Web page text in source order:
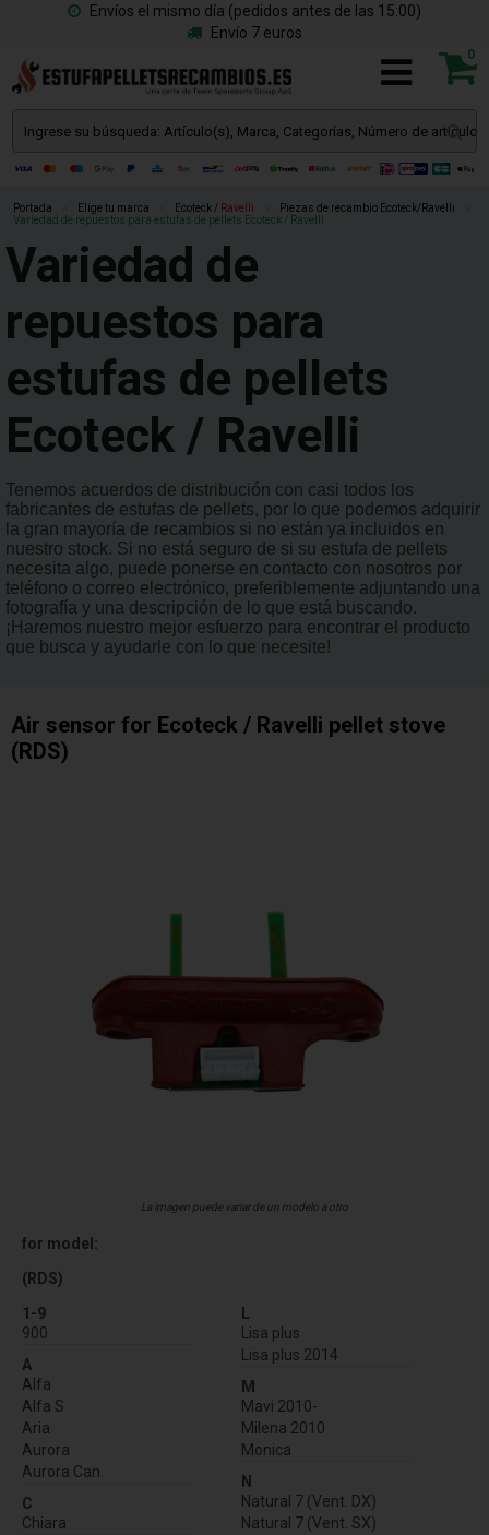
Envíos el mismo día (pedidos antes de las 15:00)
Envío 7 euros
0
Portada Elige tu marca Ecoteck / Ravelli Piezas de recambio Ecoteck/Ravelli
Variedad de repuestos para estufas de pellets Ecoteck / Ravelli
Variedad de
repuestos para
estufas de pellets
Ecoteck / Ravelli
Tenemos acuerdos de distribución con casi todos los
fabricantes de estufas de pellets, por lo que podemos adquirir
la gran mayoría de recambios si no están ya incluidos en
nuestro stock. Si no está seguro de si su estufa de pellets
necesita algo, puede ponerse en contacto con nosotros por
teléfono o correo electrónico, preferiblemente adjuntando una
fotografía y una descripción de lo que está buscando.
¡Haremos nuestro mejor esfuerzo para encontrar el producto
que busca y ayudarle con lo que necesite!
Air sensor for Ecoteck / Ravelli pellet stove
(RDS)
La imagen puede variar de un modelo a otro
for model:
(RDS)
1-9
900
A
Alfa
Alfa S
Aria
Aurora
Aurora Can.
C
Chiara
L
Lisa plus
Lisa plus 2014
M
Mavi 2010-
Milena 2010
Monica
N
Natural 7 (Vent. DX)
Natural 7 (Vent. SX)